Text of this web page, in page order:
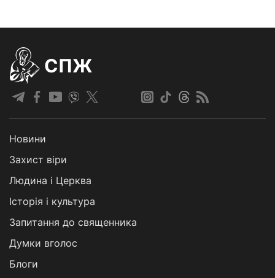
СПЖ
Новини
Захист віри
Людина і Церква
Історія і культура
Запитання до священника
Думки вголос
Блоги